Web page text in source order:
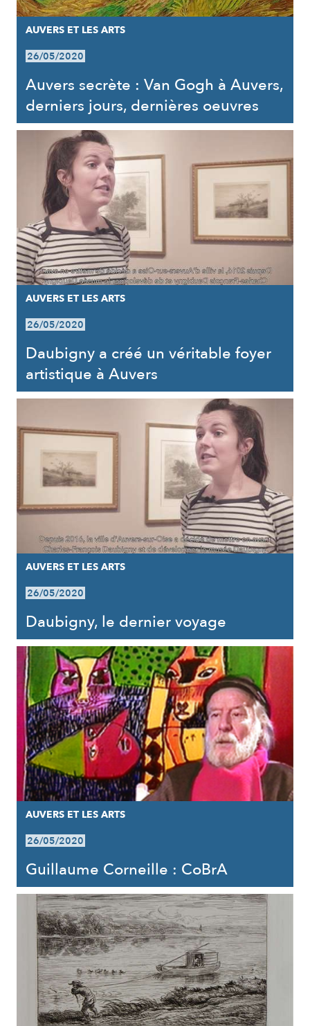
AUVERS ET LES ARTS
26/05/2020
Auvers secrète : Van Gogh à Auvers,
derniers jours, dernières oeuvres
AUVERS ET LES ARTS
26/05/2020
Daubigny a créé un véritable foyer
artistique à Auvers
AUVERS ET LES ARTS
26/05/2020
Daubigny, le dernier voyage
AUVERS ET LES ARTS
26/05/2020
Guillaume Corneille : CoBrA